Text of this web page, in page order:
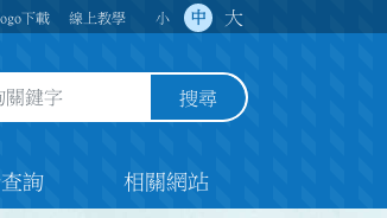
下載 線上教學 小 中 大
位 搜尋
詢 相關網站